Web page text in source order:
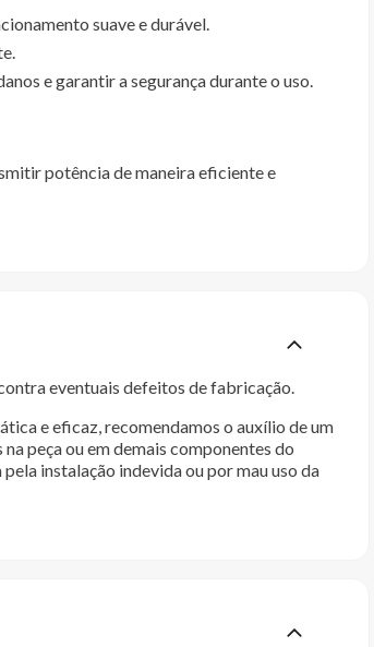
suave e durável.
e garantir a segurança durante o uso.
potência de maneira eficiente e
eventuais defeitos de fabricação.
e eficaz, recomendamos o auxílio de um
peça ou em demais componentes do
instalação indevida ou por mau uso da